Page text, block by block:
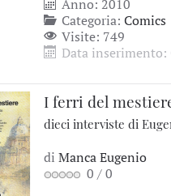
Anno: 2010
Categoria: Comics
Visite: 749
Data inserimento:
I ferri del
dieci interviste di
di Manca Eugenio
0 /0